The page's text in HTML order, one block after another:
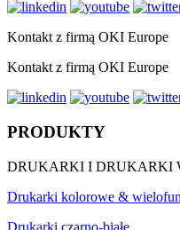
Kontakt z firmą OKI Europe
Kontakt z firmą OKI Europe
PRODUKTY
DRUKARKI I DRUKARKI
Drukarki kolorowe &
Drukarki czarno-białe